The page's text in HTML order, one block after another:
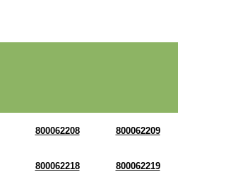
800062208 800062209
800062218 800062219